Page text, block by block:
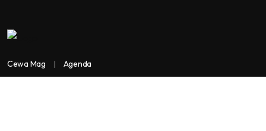
Cewa Mag Agenda